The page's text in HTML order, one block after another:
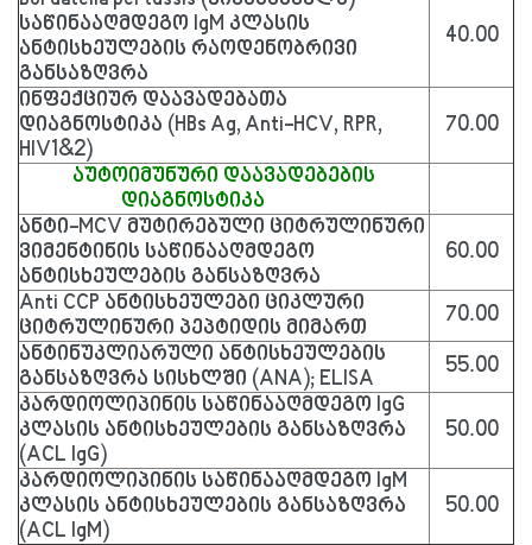
საწინააღმდეგო IgM კლასის
ანტისხეულების რაოდენობრივი
განსაზღვრა
40.00
ინფექციურ დაავადებათა
დიაგნოსტიკა (HBs Ag, Anti-HCV, RPR,
HIV1&2)
70.00
აუტოიმუნური დაავადებების
დიაგნოსტიკა
ანტი-MCV მუტირებული ციტრულინური
ვიმენტინის საწინააღმდეგო
ანტისხეულების განსაზღვრა
60.00
Anti CCP ანტისხეულები ციკლური
ციტრულინური პეპტიდის მიმართ
70.00
ანტინუკლიარული ანტისხეულების
განსაზღვრა სისხლში (ANA); ELISA
55.00
კარდიოლიპინის საწინააღმდეგო IgG
კლასის ანტისხეულების განსაზღვრა
(ACL IgG)
50.00
კარდიოლიპინის საწინააღმდეგო IgM
კლასის ანტისხეულების განსაზღვრა
(ACL IgM)
50.00